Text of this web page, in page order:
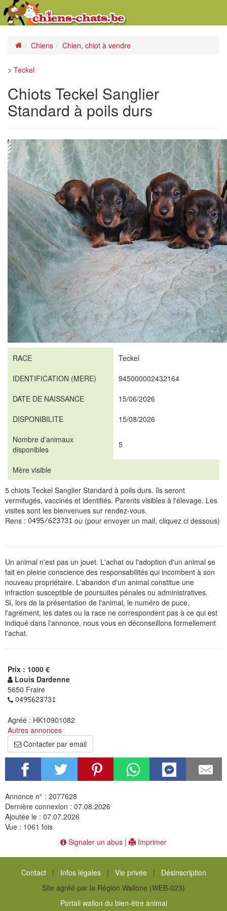
Chiens Chien, chiot à vendre
> Teckel
Chiots Teckel Sanglier
Standard à poils durs
RACE
Teckel
IDENTIFICATION (MERE)
945000002432164
DATE DE NAISSANCE
15/06/2026
DISPONIBILITE
15/08/2026
Nombre d'animaux
disponibles
5
Mère visible
5 chiots Teckel Sanglier Standard à poils durs. Ils seront
vermifugés, vaccinés et identifiés. Parents visibles à l'élevage. Les
visites sont les bienvenues sur rendez-vous.
Rens :
ou (pour envoyer un mail, cliquez ci dessous)
Un animal n'est pas un jouet. L'achat ou l'adoption d'un animal se
fait en pleine conscience des responsabilités qui incombent à son
nouveau propriétaire. L'abandon d'un animal constitue une
infraction susceptible de poursuites pénales ou administratives.
Si, lors de la présentation de l'animal, le numéro de puce,
l'agrément, les dates ou la race ne correspondent pas à ce qui est
indiqué dans l'annonce, nous vous en déconseillons formellement
l'achat.
Prix : 1000 €
Louis Dardenne
5650 Fraire
Agréé : HK10901082
Autres annonces
Contacter par email
Annonce n° : 2077628
Dernière connexion : 07.08.2026
Ajoutée le : 07.07.2026
Vue : 1061 fois
Signaler un abus | Imprimer
Contact| Infos légales| Vie privée| Désinscription
Site agréé par la Région Wallone (WEB-023)
Portail wallon du bien-être animal